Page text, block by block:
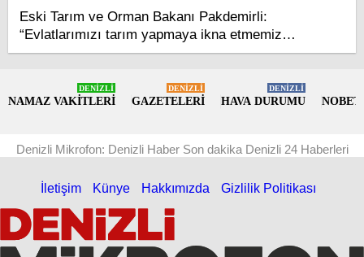
Eski Tarım ve Orman Bakanı Pakdemirli:
“Evlatlarımızı tarım yapmaya ikna etmemiz
gerekiyor”
NAMAZ VAKİTLERİ
DENİZLİ
GAZETELERİ
DENİZLİ
HAVA DURUMU
DENİZLİ
Denizli Mikrofon: Denizli Haber Son dakika Denizli 24 Haberleri
İletişim Künye Hakkımızda Gizlilik Politikası